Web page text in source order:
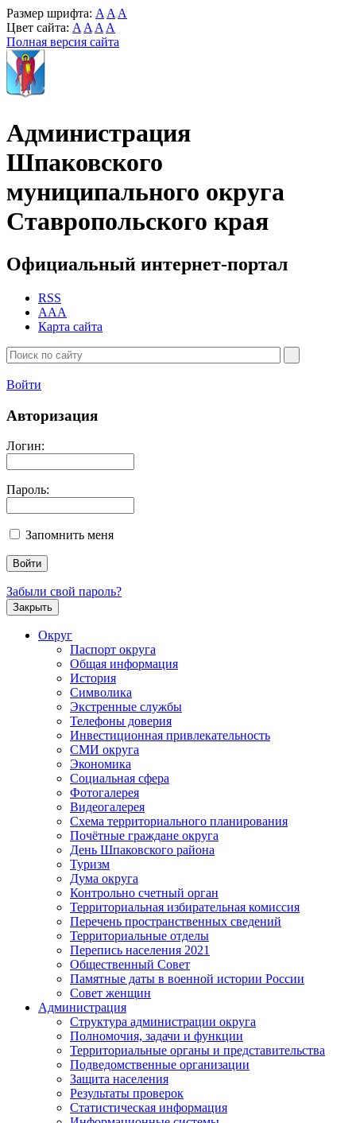
Размер шрифта: A A A
Цвет сайта: A A A A
Полная версия сайта
Администрация
Шпаковского
муниципального округа
Ставропольского края
Официальный интернет-портал
RSS
AAA
Карта сайта
Войти
Авторизация
Логин:
Пароль:
Запомнить меня
Забыли свой пароль?
Закрыть
Округ
Паспорт округа
Общая информация
История
Символика
Экстренные службы
Телефоны доверия
Инвестиционная привлекательность
СМИ округа
Экономика
Социальная сфера
Фотогалерея
Видеогалерея
Схема территориального планирования
Почётные граждане округа
День Шпаковского района
Туризм
Дума округа
Контрольно счетный орган
Территориальная избирательная комиссия
Перечень пространственных сведений
Территориальные отделы
Перепись населения 2021
Общественный Совет
Памятные даты в военной истории России
Совет женщин
Администрация
Структура администрации округа
Полномочия, задачи и функции
Территориальные органы и представительства
Подведомственные организации
Защита населения
Результаты проверок
Статистическая информация